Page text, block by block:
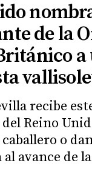
de la
a
recibe
Reino
o
avance de